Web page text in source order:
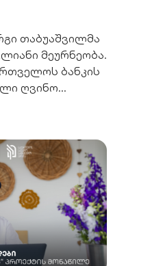
თაბუაშვილმა
მეურნეობა.
ბანკის
ღვინო